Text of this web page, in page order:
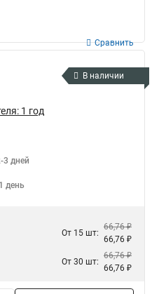
Сравнить
В наличии
1 год
3 дней
1 день
От 15 шт:
66,76 ₽
66,76 ₽
От 30 шт:
66,76 ₽
66,76 ₽